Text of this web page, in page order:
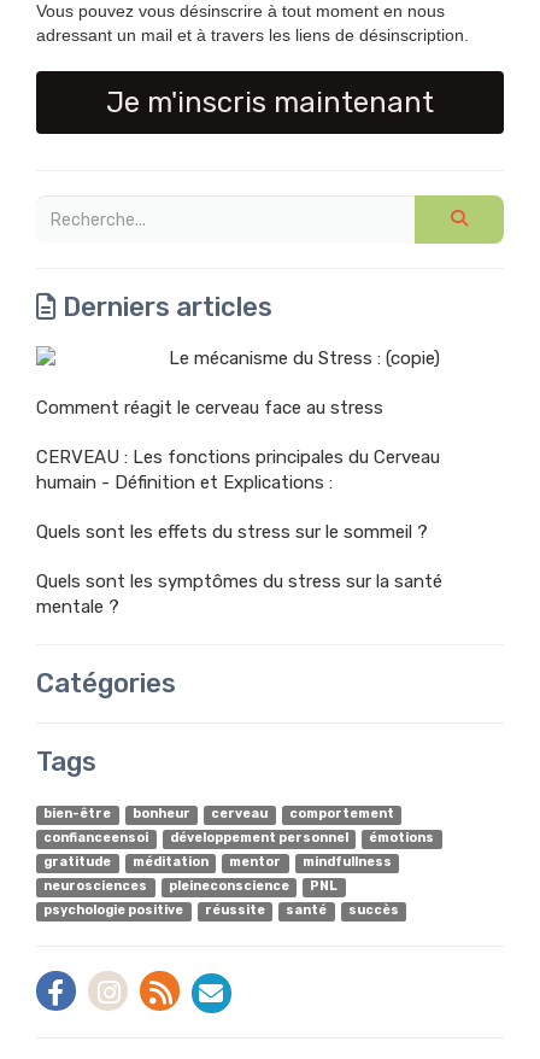
Vous pouvez vous désinscrire à tout moment en nous
adressant un mail et à travers les liens de désinscription.
Je m'inscris maintenant
Derniers articles
Le mécanisme du Stress : (copie)
Comment réagit le cerveau face au stress
CERVEAU : Les fonctions principales du Cerveau
humain - Définition et Explications :
Quels sont les effets du stress sur le sommeil ?
Quels sont les symptômes du stress sur la santé
mentale ?
Catégories
Tags
bien-être bonheur cerveau
comportement
confianceensoi
développement personnel
émotions
gratitude
méditation mentor
mindfullness
neurosciences
pleineconscience
PNL
psychologie positive
réussite santé succès